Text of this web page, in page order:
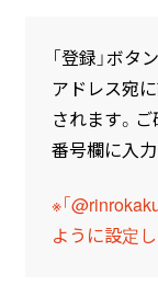
「登録」ボ
アドレス宛
されます。
番号欄に入
※「
ように設定